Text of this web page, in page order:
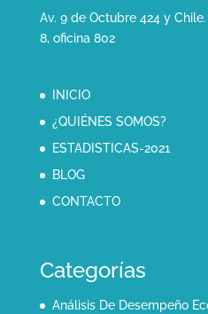
Av. 9 de Octubre 424 y
8, oficina 802
INICIO
¿QUIÉNES SOMOS?
ESTADISTICAS-2021
BLOG
CONTACTO
Categorías
Análisis De Desempeño